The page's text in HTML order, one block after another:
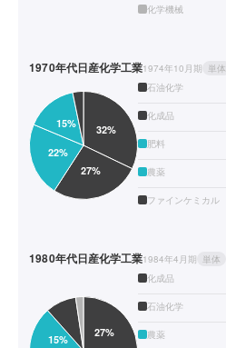
化学機械
1970年代日産化学工業1974年10月期 単体
石油化学
化成品
肥料
農薬
ファインケミカル
1980年代日産化学工業1984年4月期 単体
化成品
石油化学
農薬